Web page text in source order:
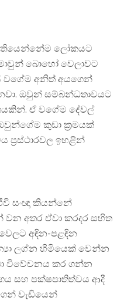
තියෙන්නේම ලෝකයට
බොහෝ වෙලාවට
වගේම අනිත් අයගෙන්
ඔවුන් සම්බන්ධතාවයට
ඒ වගේම දේවල්
කුඩා ක්‍රමයක්
ප්‍රස්ථාරවල ඉහළින්
සංඥා කියන්නේ
අතර ඒවා කරදර සහිත
අඳින-පළඳින
ලග්න හිමියෙක් වෙන්න
විවේචනය කර ගන්න
සහ පක්ෂපාතිත්වය ආදී
වැඩියෙන්